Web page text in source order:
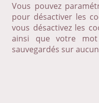
Vous pouvez
pour désactiver les
vous désactivez les
ainsi que votre
sauvegardés sur